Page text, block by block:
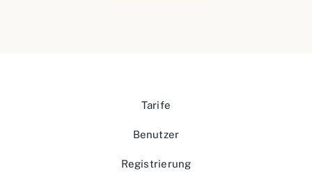
Tarife
Benutzer
Registrierung